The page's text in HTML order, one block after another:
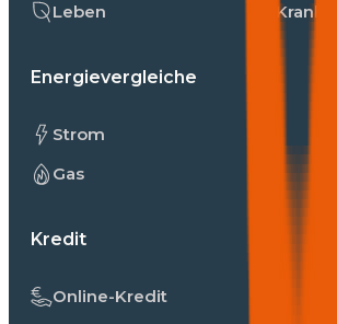
Leben
Kranken
Energievergleiche
Strom
Gas
Kredit
Online-Kredit